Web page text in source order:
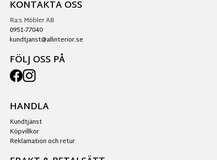
KONTAKTA OSS
Ra:s Möbler AB
0951-77040
kundtjanst@allinterior.se
FÖLJ OSS PÅ
HANDLA
Kundtjänst
Köpvillkor
Reklamation och retur